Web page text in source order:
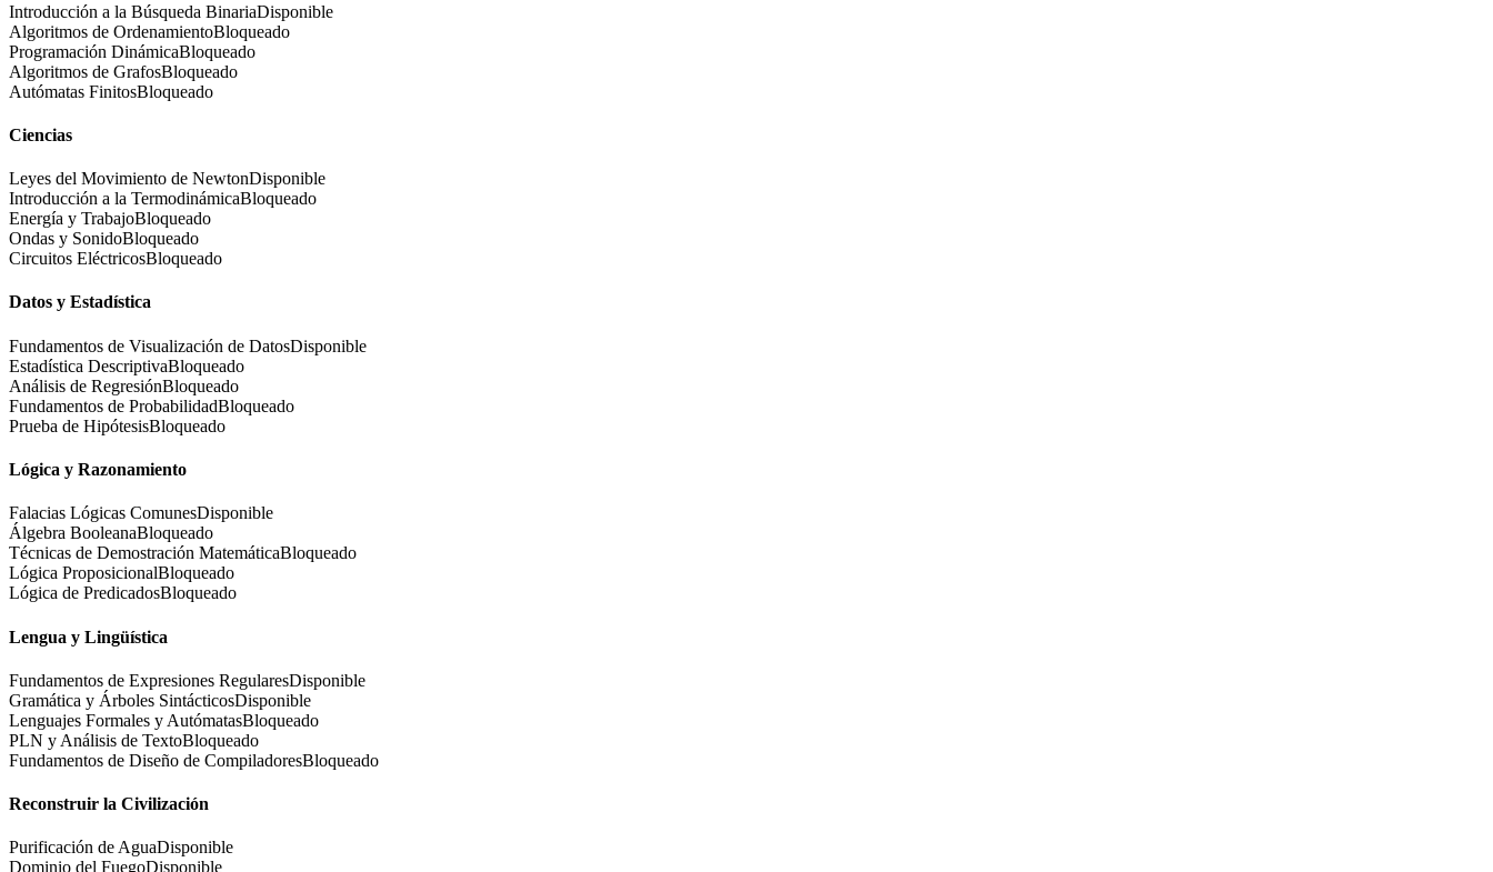
Introducción a la Búsqueda BinariaDisponible
Algoritmos de OrdenamientoBloqueado
Programación DinámicaBloqueado
Algoritmos de GrafosBloqueado
Autómatas FinitosBloqueado
Ciencias
Leyes del Movimiento de NewtonDisponible
Introducción a la TermodinámicaBloqueado
Energía y TrabajoBloqueado
Ondas y SonidoBloqueado
Circuitos EléctricosBloqueado
Datos y Estadística
Fundamentos de Visualización de DatosDisponible
Estadística DescriptivaBloqueado
Análisis de RegresiónBloqueado
Fundamentos de ProbabilidadBloqueado
Prueba de HipótesisBloqueado
Lógica y Razonamiento
Falacias Lógicas ComunesDisponible
Álgebra BooleanaBloqueado
Técnicas de Demostración MatemáticaBloqueado
Lógica ProposicionalBloqueado
Lógica de PredicadosBloqueado
Lengua y Lingüística
Fundamentos de Expresiones RegularesDisponible
Gramática y Árboles SintácticosDisponible
Lenguajes Formales y AutómatasBloqueado
PLN y Análisis de TextoBloqueado
Fundamentos de Diseño de CompiladoresBloqueado
Reconstruir la Civilización
Purificación de AguaDisponible
Dominio del FuegoDisponible